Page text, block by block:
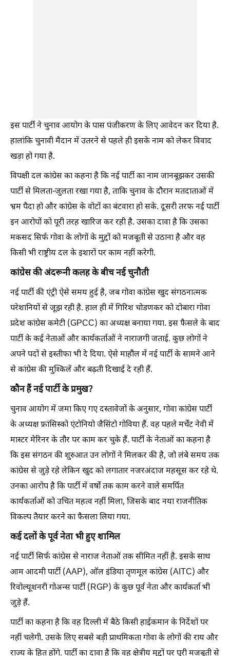
इस पार्टी ने चुनाव आयोग के पास पंजीकरण के लिए आवेदन कर दिया है.
हालांकि चुनावी मैदान में उतरने से पहले ही इसके नाम को लेकर विवाद
खड़ा हो गया है.
विपक्षी दल कांग्रेस का कहना है कि नई पार्टी का नाम जानबूझकर उसकी
पार्टी से मिलता-जुलता रखा गया है, ताकि चुनाव के दौरान मतदाताओं में
भ्रम पैदा हो और कांग्रेस के वोटों का बंटवारा हो सके. दूसरी तरफ नई पार्टी
इन आरोपों को पूरी तरह खारिज कर रही है. उसका दावा है कि उसका
मकसद सिर्फ गोवा के लोगों के मुद्दों को मजबूती से उठाना है और वह
किसी भी राष्ट्रीय दल के इशारों पर काम नहीं करेगी.
कांग्रेस की अंदरूनी कलह के बीच नई चुनौती
नई पार्टी की एंट्री ऐसे समय हुई है, जब गोवा कांग्रेस खुद संगठनात्मक
परेशानियों से जूझ रही है. हाल ही में गिरिश चोडणकर को दोबारा गोवा
प्रदेश कांग्रेस कमेटी (GPCC) का अध्यक्ष बनाया गया. इस फैसले के बाद
पार्टी के कई नेताओं और कार्यकर्ताओं ने नाराजगी जताई. कुछ लोगों ने
अपने पदों से इस्तीफा भी दे दिया. ऐसे माहौल में नई पार्टी के सामने आने
से कांग्रेस की मुश्किलें और बढ़ती दिखाई दे रही हैं.
कौन हैं नई पार्टी के प्रमुख?
चुनाव आयोग में जमा किए गए दस्तावेजों के अनुसार, गोवा कांग्रेस पार्टी
के अध्यक्ष फ्रांसिस्को एंटोनियो जैसिंटो गोविया हैं. वह पहले मर्चेंट नेवी में
मास्टर मेरिनर के तौर पर काम कर चुके हैं. पार्टी के नेताओं का कहना है
कि इस संगठन की शुरुआत उन लोगों ने मिलकर की है, जो लंबे समय तक
कांग्रेस से जुड़े रहे लेकिन खुद को लगातार नजरअंदाज महसूस कर रहे थे.
उनका आरोप है कि पार्टी में वर्षों तक काम करने वाले समर्पित
कार्यकर्ताओं को उचित महत्व नहीं मिला, जिसके बाद नया राजनीतिक
विकल्प तैयार करने का फैसला लिया गया.
कई दलों के पूर्व नेता भी हुए शामिल
नई पार्टी सिर्फ कांग्रेस से नाराज नेताओं तक सीमित नहीं है. इसके साथ
आम आदमी पार्टी (AAP), ऑल इंडिया तृणमूल कांग्रेस (AITC) और
रिवोल्यूशनरी गोअन्स पार्टी (RGP) के कुछ पूर्व नेता और कार्यकर्ता भी
जुड़े हैं.
पार्टी का कहना है कि वह दिल्ली में बैठे किसी हाईकमान के निर्देशों पर
नहीं चलेगी. उसके लिए सबसे बड़ी प्राथमिकता गोवा के लोगों की राय और
राज्य के हित होंगे. पार्टी का दावा है कि वह क्षेत्रीय मुद्दों पर पूरी मजबूती से